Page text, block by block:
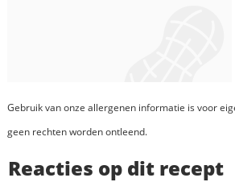
Gebruik van onze allergenen informatie is voor
geen rechten worden ontleend.
Reacties op dit recept